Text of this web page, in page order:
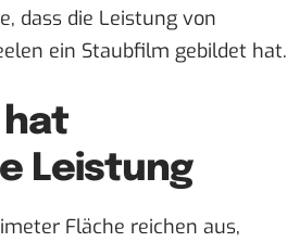
dass die Leistung von
ein Staubfilm gebildet hat.
hat
Leistung
Fläche reichen aus,